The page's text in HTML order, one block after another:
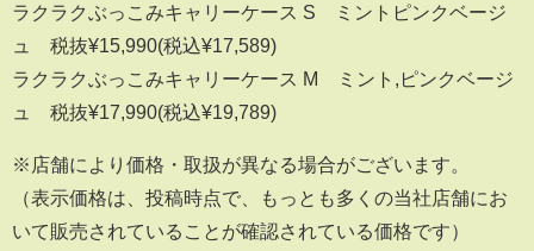
ラクラクぶっこみキャリーケース S ミントピンクベージ
ュ 税抜¥15,990(税込¥17,589)
ラクラクぶっこみキャリーケース M ミント,ピンクベージ
ュ 税抜¥17,990(税込¥19,789)
※店舗により価格・取扱が異なる場合がございます。
（表示価格は、投稿時点で、もっとも多くの当社店舗にお
いて販売されていることが確認されている価格です）